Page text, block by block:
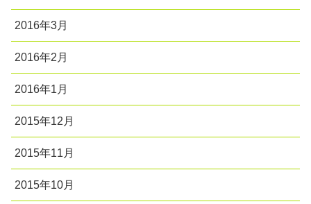
2016年3月
2016年2月
2016年1月
2015年12月
2015年11月
2015年10月